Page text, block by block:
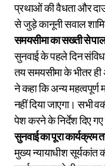
प्रथाओं की वैधता और
से जुड़े कानूनी सवाल
समयसीमा का सख्ती से
सुनवाई के पहले दिन
तय समयसीमा के भीतर
ने कहा कि अन्य महत्वपूर्ण
नहीं दिया जाएगा। सभी
पेश करने के निर्देश दिए
सुनवाई का पूरा कार्यक्रम
मुख्य न्यायाधीश सूर्यकांत